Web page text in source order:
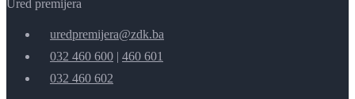
Ured premijera
uredpremijera@zdk.ba
032 460 600 | 460 601
032 460 602